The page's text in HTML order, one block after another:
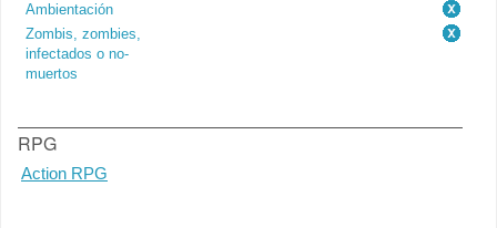
Ambientación
Zombis, zombies,
infectados o no-
muertos
RPG
Action RPG